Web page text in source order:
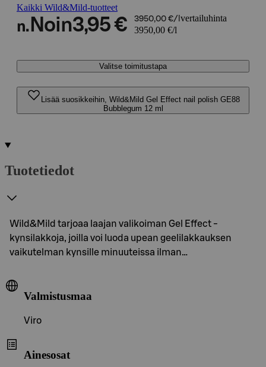
Kaikki Wild&Mild-tuotteet
n. Noin3,95 € 3950,00 €/l vertailuhinta
3950,00 €/l
Valitse toimitustapa
Lisää suosikkeihin, Wild&Mild Gel Effect nail polish GE88
Bubblegum 12 ml
Tuotetiedot
Wild&Mild tarjoaa laajan valikoiman Gel Effect -
kynsilakkoja, joilla voi luoda upean geelilakkauksen
vaikutelman kynsille minuuteissa ilman…
Valmistusmaa
Viro
Ainesosat